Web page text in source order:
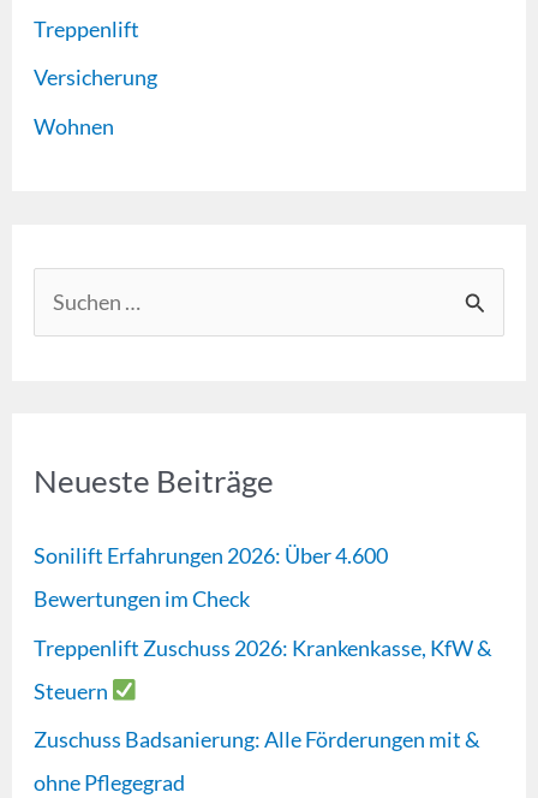
Treppenlift
Versicherung
Wohnen
e
n
a
c
h
:
Neueste Beiträge
Sonilift Erfahrungen 2026: Über 4.600
Bewertungen im Check
Treppenlift Zuschuss 2026: Krankenkasse, KfW &
Steuern
Zuschuss Badsanierung: Alle Förderungen mit &
ohne Pflegegrad